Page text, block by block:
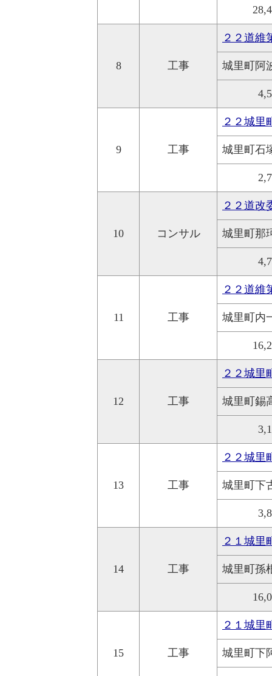
8 工事
２２道維
城里町阿
9 工事
２２城里
城里町石
10 コンサル
２２道改
城里町那
11 工事
２２道
城里町内
12 工事
２２城里
城里町錫
13 工事
２２城里
城里町下
14 工事
２１城里
城里町孫
15 工事
２１城里
城里町下